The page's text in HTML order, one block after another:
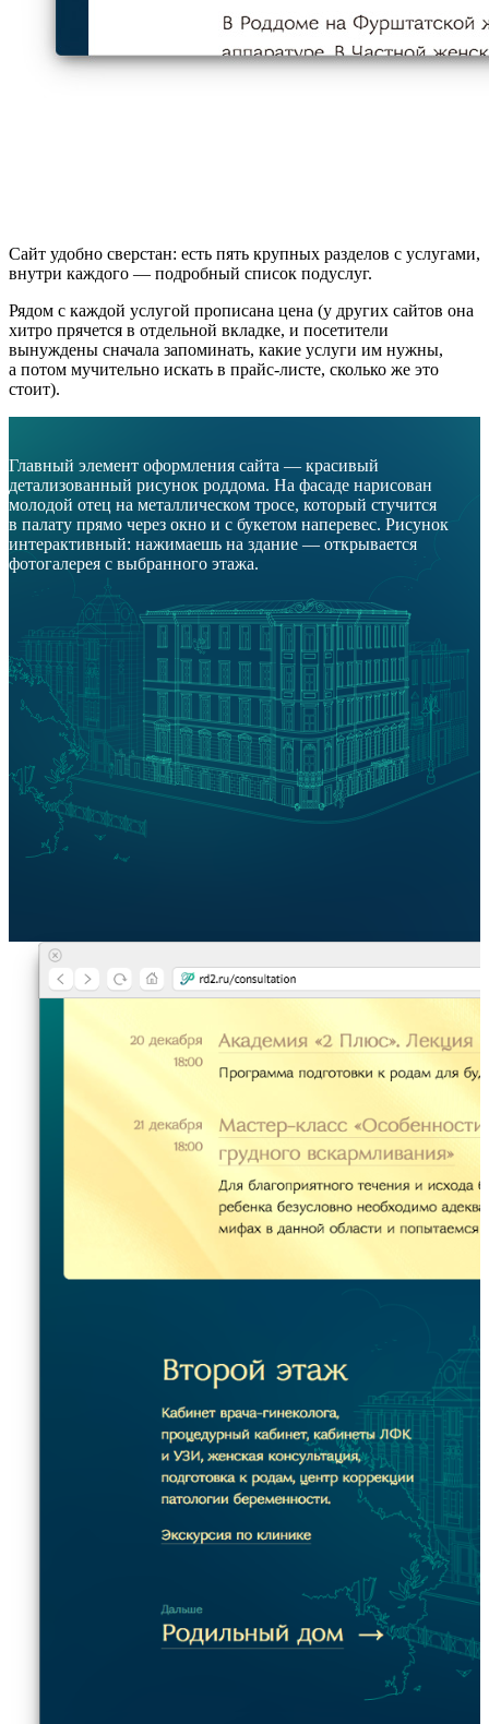
Сайт удобно сверстан: есть пять крупных разделов с услугами,
внутри каждого — подробный список подуслуг.
Рядом с каждой услугой прописана цена (у других сайтов она
хитро прячется в отдельной вкладке, и посетители
вынуждены сначала запоминать, какие услуги им нужны,
а потом мучительно искать в прайс-листе, сколько же это
стоит).
Главный элемент оформления сайта — красивый
детализованный рисунок роддома. На фасаде нарисован
молодой отец на металлическом тросе, который стучится
в палату прямо через окно и с букетом наперевес. Рисунок
интерактивный: нажимаешь на здание — открывается
фотогалерея с выбранного этажа.